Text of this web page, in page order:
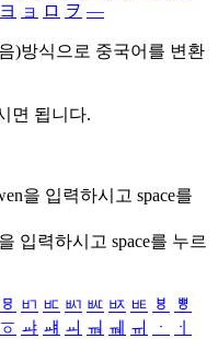
ヨ ョ ロ ヲ ―
)방식으로 중국어를 변환
면 됩니다.
을 입력하시고 space를
을 입력하시고 space를 누르
ㅱ ㅲ ㅳ ㅴ ㅵ ㅶ ㅷ ㅸ
ㅹ
ㆆ ㆇ ㆈ ㆉ ㆊ ㆋ ㆌ ㆍ
ㆎ